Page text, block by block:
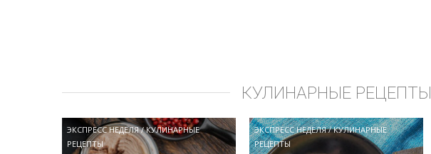
КУЛИНАРНЫЕ РЕЦЕПТЫ
ЭКСПРЕСС НЕДЕЛЯ/КУЛИНАРНЫЕ
РЕЦЕПТЫ
ЭКСПРЕСС НЕДЕЛЯ/КУЛИНАРНЫЕ
РЕЦЕПТЫ